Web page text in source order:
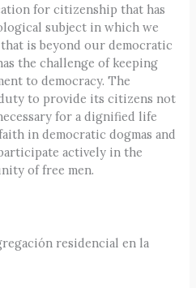
for citizenship that has
subject in which we
is beyond our democratic
the challenge of keeping
to democracy. The
to provide its citizens not
for a dignified life
in democratic dogmas and
actively in the
of free men.
residencial en la